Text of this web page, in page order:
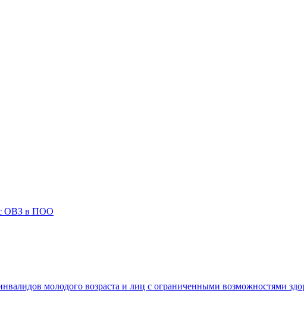
с ОВЗ в ПОО
молодого возраста и лиц с ограниченными возможностями